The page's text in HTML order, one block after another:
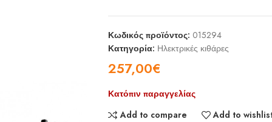
Κωδικός προϊόντος: 015294
Κατηγορία: Ηλεκτρικές κιθάρες
257,00€
Κατόπιν παραγγελίας
Add to compare
Add to